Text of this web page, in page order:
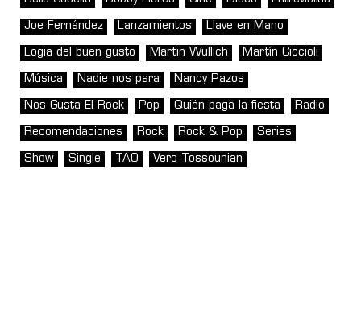
Joe Fernández Lanzamientos Llave en Mano
Logia del buen gusto Martin Wullich Martín Ciccioli
Música Nadie nos para Nancy Pazos
Nos Gusta El Rock Pop Quién paga la fiesta Radio
Recomendaciones Rock Rock & Pop Series
Show Single TAO Vero Tossounian